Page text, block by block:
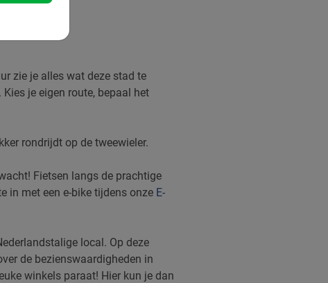
zie je alles wat deze stad te
Kies je eigen route, bepaal het
rondrijdt op de tweewieler.
Fietsen langs de prachtige
in met een e-bike tijdens onze E-
local. Op deze
de bezienswaardigheden in
winkels paraat! Hier kun je dan